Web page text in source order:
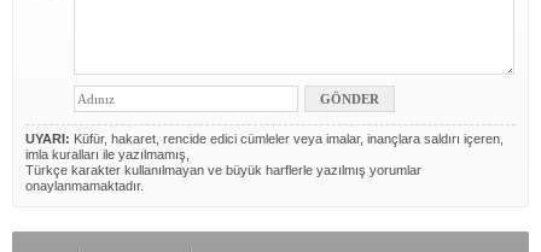
UYARI: Küfür, hakaret, rencide edici cümleler veya imalar, inançlara saldırı içeren,
imla kuralları ile yazılmamış,
Türkçe karakter kullanılmayan ve büyük harflerle yazılmış yorumlar
onaylanmamaktadır.